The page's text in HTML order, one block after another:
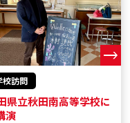
校訪問
県立秋田南高等学校に
演